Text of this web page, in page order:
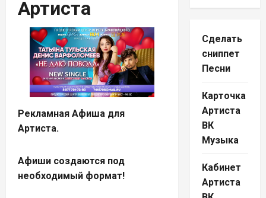
Артиста
Рекламная Афиша для
Артиста.
Афиши создаются под
необходимый формат!
Сделать
сниппет
Песни
Карточка
Артиста
ВК
Музыка
Кабинет
Артиста